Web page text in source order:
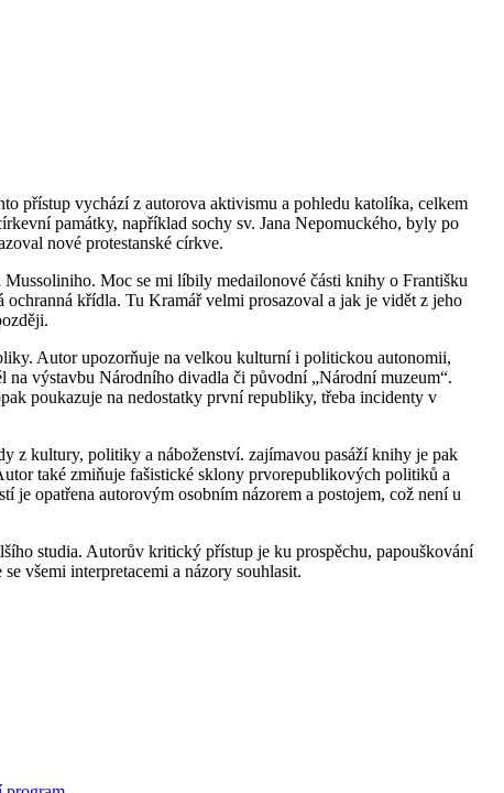
přístup vychází z autorova aktivismu a pohledu katolíka, celkem
památky, například sochy sv. Jana Nepomuckého, byly po
nové protestanské církve.
Mussoliniho. Moc se mi líbily medailonové části knihy o Františku
křídla. Tu Kramář velmi prosazoval a jak je vidět z jeho
Autor upozorňuje na velkou kulturní i politickou autonomii,
výstavbu Národního divadla či původní „Národní muzeum“.
poukazuje na nedostatky první republiky, třeba incidenty v
z kultury, politiky a náboženství. zajímavou pasáží knihy je pak
také zmiňuje fašistické sklony prvorepublikových politiků a
opatřena autorovým osobním názorem a postojem, což není u
studia. Autorův kritický přístup je ku prospěchu, papouškování
všemi interpretacemi a názory souhlasit.